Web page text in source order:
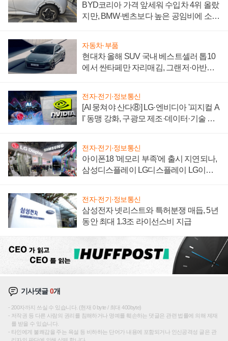
BYD코리아 가격 앞세워 수입차 4위 올랐
지만, BMW·벤츠보다 높은 공임비에 소비
자동차·부품
현대차 올해 SUV 국내 베스트셀러 톱10
에서 싼타페만 자리매김, 그랜저·아반떼
전자·전기·정보통신
[AI 뭉쳐야 산다⑧] LG·엔비디아 '피지컬 A
I' 동맹 강화, 구광모 제조·데이터·기술 결
전자·전기·정보통신
아이폰18 '메모리 부족'에 출시 지연되나,
삼성디스플레이 LG디스플레이 LG이노
전자·전기·정보통신
삼성전자 넷리스트와 특허분쟁 매듭, 5년
동안 최대 1.3조 라이선스비 지급
기사댓글0개
200자까지 쓰실 수 있습니다. (현재 0 byte / 최대 400byte)
저작권 등 다른 사람의 권리를 침해하거나 명예를 훼손하는 댓글은 관련 법률에 의해 제재
를 받을 수 있습니다.
타인에게 불쾌감을 주는 욕설 등 비하하는 단어가 내용에 포함되거나 인신공격성 글은 관